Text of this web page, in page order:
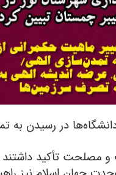
در رسیدن به
مصلحت تأکید داشتند